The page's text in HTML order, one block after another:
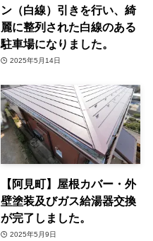
ン（白線）引きを行い、綺
麗に整列された白線のある
駐車場になりました。
2025年5月14日
【阿見町】屋根カバー・外
壁塗装及びガス給湯器交換
が完了しました。
2025年5月9日